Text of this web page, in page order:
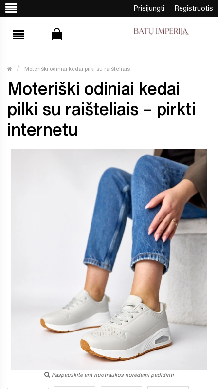
Prisijungti Registruotis
Moteriški odiniai kedai pilki su raišteliais
Moteriški odiniai kedai
pilki su raišteliais – pirkti
internetu
Paspauskite ant nuotraukos norėdami padidinti